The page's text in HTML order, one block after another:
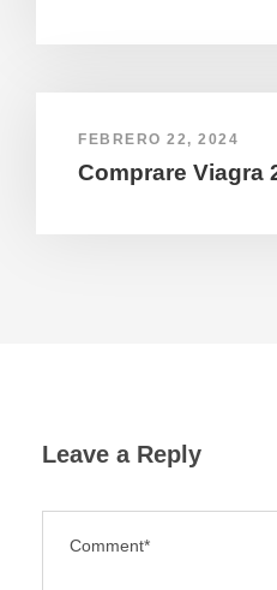
FEBRERO 22, 2024
Comprare Viagra
Leave a Reply